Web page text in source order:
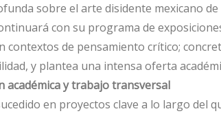
sobre el arte disidente mexicano
con su programa de
contextos de pensamiento crítico;
y plantea una intensa oferta
académica y trabajo transversal
en proyectos clave a lo largo del